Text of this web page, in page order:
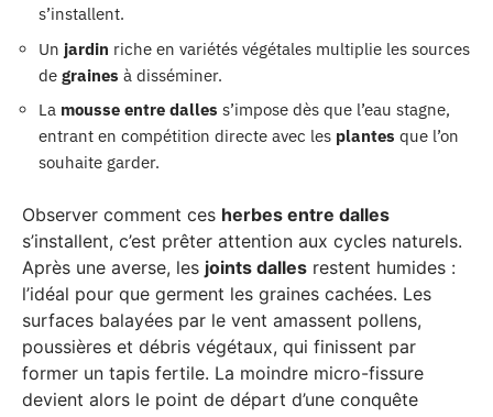
s’installent.
Un jardin riche en variétés végétales multiplie les sources
de graines à disséminer.
La mousse entre dalles s’impose dès que l’eau stagne,
entrant en compétition directe avec les plantes que l’on
souhaite garder.
Observer comment ces herbes entre dalles
s’installent, c’est prêter attention aux cycles naturels.
Après une averse, les joints dalles restent humides :
l’idéal pour que germent les graines cachées. Les
surfaces balayées par le vent amassent pollens,
poussières et débris végétaux, qui finissent par
former un tapis fertile. La moindre micro-fissure
devient alors le point de départ d’une conquête